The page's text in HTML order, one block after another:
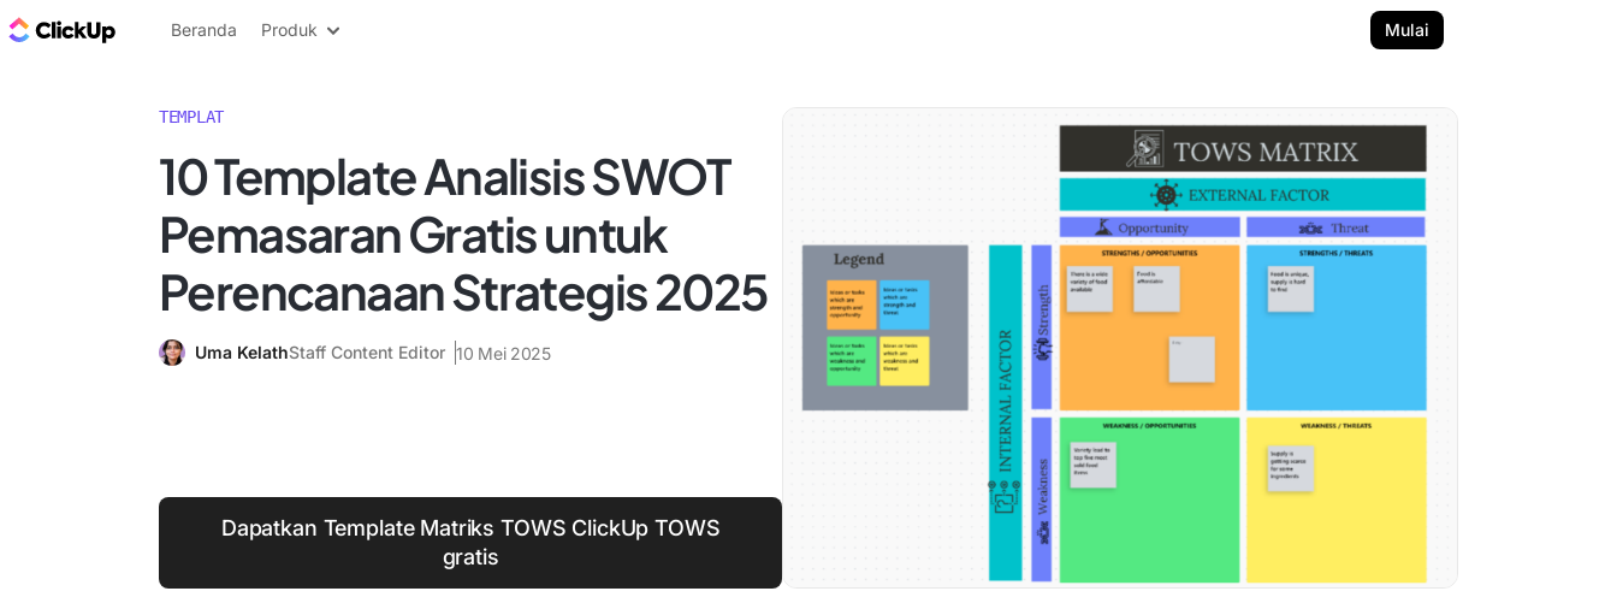
Blog ClickUp
Beranda Produk Mulai
TEMPLAT
10 Template Analisis SWOT
Pemasaran Gratis untuk
Perencanaan Strategis 2025
Uma KelathStaff Content Editor 10 Mei 2025
Dapatkan Template Matriks TOWS ClickUp TOWS
gratis